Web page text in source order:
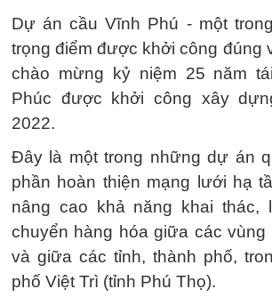
Dự án cầu Vĩnh Phú - một
trọng điểm được khởi công đúng
chào mừng kỷ niệm 25 năm
Phúc được khởi công xây
2022.
Đây là một trong những dự án
phần hoàn thiện mạng lưới hạ
nâng cao khả năng khai thác,
chuyển hàng hóa giữa các vùng
và giữa các tỉnh, thành phố,
phố Việt Trì (tỉnh Phú Thọ).